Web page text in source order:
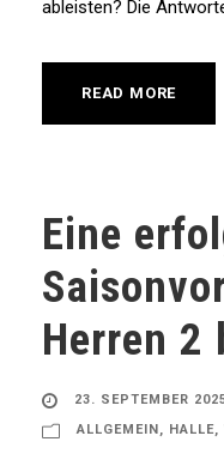
ableisten? Die
READ MORE
Eine
Herren 2
23. SEPTEMBER
ALLGEMEIN , HALLE,